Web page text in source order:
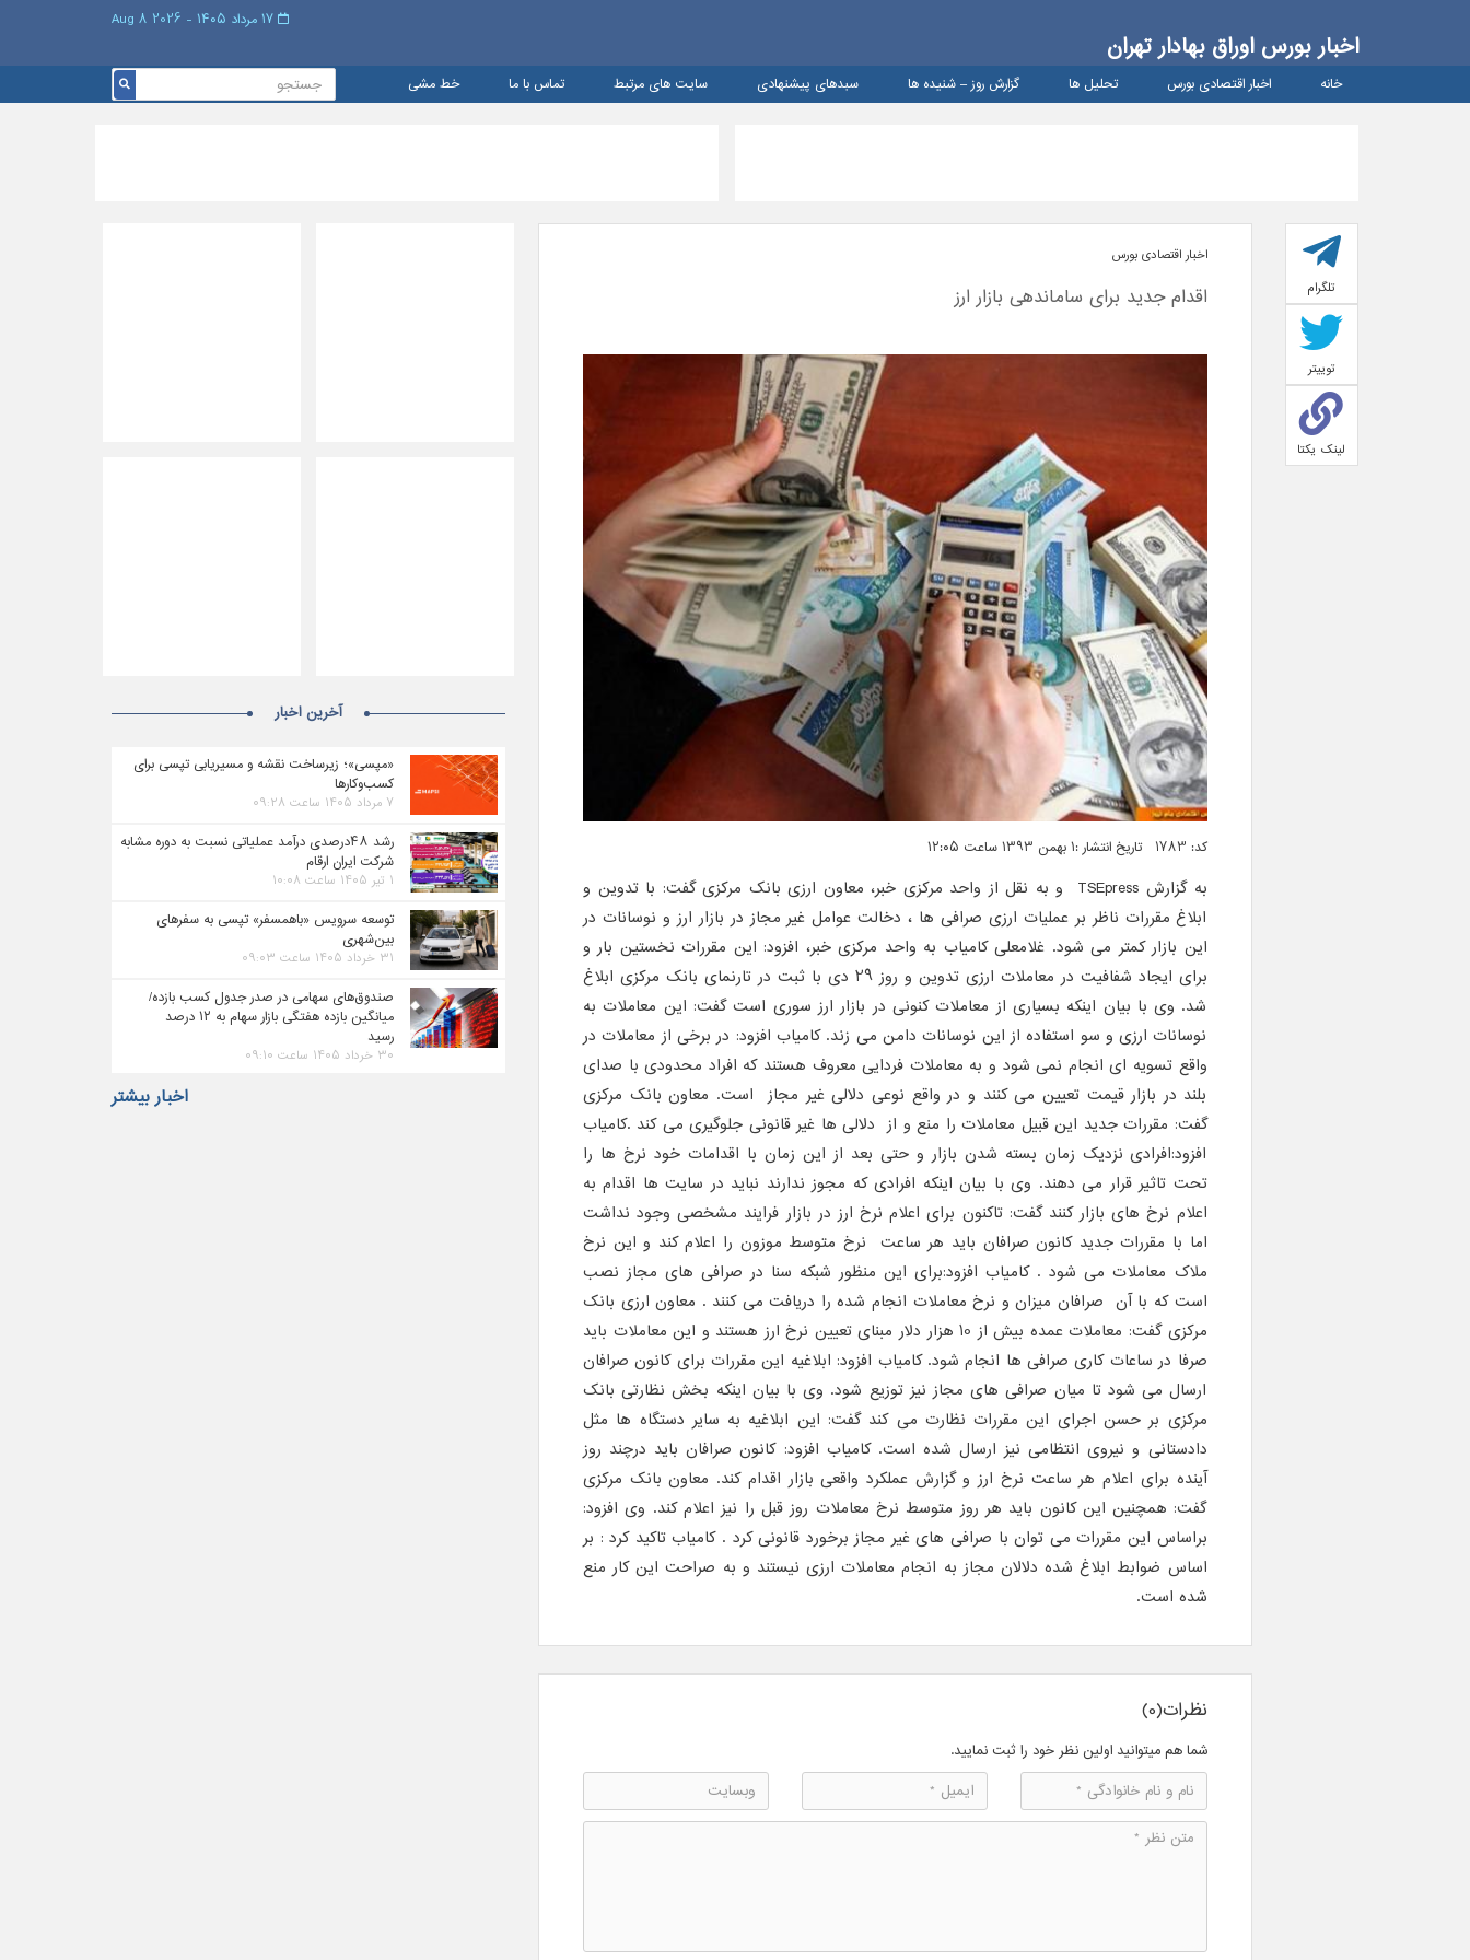
اخبار بورس اوراق بهادار تهران
خانه اخبار اقتصادی بورس تحلیل ها گزارش روز – شنيده ها سبدهای پیشنهادی سایت های مرتبط تماس با ما خط مشی
تلگرام
توییتر
لینک یکتا
اخبار اقتصادی بورس
اقدام جدید برای ساماندهی بازار ارز
کد: 1783 تاریخ انتشار :۱ بهمن ۱۳۹۳ ساعت ۱۲:۰۵
به گزارش TSEpress و به نقل از واحد مرکزی خبر، معاون ارزی بانک مرکزی گفت: با تدوین و
ابلاغ مقررات ناظر بر عملیات ارزی صرافی ها ، دخالت عوامل غیر مجاز در بازار ارز و نوسانات در
این بازار کمتر می شود. غلامعلی کامیاب به واحد مرکزی خبر، افزود: این مقررات نخستین بار و
برای ایجاد شفافیت در معاملات ارزی تدوین و روز 29 دی با ثبت در تارنمای بانک مرکزی ابلاغ
شد. وی با بیان اینکه بسیاری از معاملات کنونی در بازار ارز سوری است گفت: این معاملات به
نوسانات ارزی و سو استفاده از این نوسانات دامن می زند. کامیاب افزود: در برخی از معاملات در
واقع تسویه ای انجام نمی شود و به معاملات فردایی معروف هستند که افراد محدودی با صدای
بلند در بازار قیمت تعیین می کنند و در واقع نوعی دلالی غیر مجاز است. معاون بانک مرکزی
گفت: مقررات جدید این قبیل معاملات را منع و از دلالی ها غیر قانونی جلوگیری می کند .کامیاب
افزود:‌افرادی نزدیک زمان بسته شدن بازار و حتی بعد از این زمان با اقدامات خود نرخ ها را
تحت تاثیر قرار می دهند. وی با بیان اینکه افرادی که مجوز ندارند نباید در سایت ها اقدام به
اعلام نرخ های بازار کنند گفت: تاکنون برای اعلام نرخ ارز در بازار فرایند مشخصی وجود نداشت
اما با مقررات جدید کانون صرافان باید هر ساعت نرخ متوسط موزون را اعلام کند و این نرخ
ملاک معاملات می شود . کامیاب افزود:برای این منظور شبکه سنا در صرافی های مجاز نصب
است که با آن صرافان میزان و نرخ معاملات انجام شده را دریافت می کنند . معاون ارزی بانک
مرکزی گفت: معاملات عمده بیش از 10 هزار دلار مبنای تعیین نرخ ارز هستند و این معاملات باید
صرفا در ساعات کاری صرافی ها انجام شود. کامیاب افزود: ابلاغیه این مقررات برای کانون صرافان
ارسال می شود تا میان صرافی های مجاز نیز توزیع شود. وی با بیان اینکه بخش نظارتی بانک
مرکزی بر حسن اجرای این مقررات نظارت می کند گفت: این ابلاغیه به سایر دستگاه ها مثل
دادستانی و نیروی انتظامی نیز ارسال شده است. کامیاب افزود: کانون صرافان باید درچند روز
آینده برای اعلام هر ساعت نرخ ارز و گزارش عملکرد واقعی بازار اقدام کند. معاون بانک مرکزی
گفت:‌ همچنین این کانون باید هر روز متوسط نرخ معاملات روز قبل را نیز اعلام کند. وی افزود:
براساس این مقررات می توان با صرافی های غیر مجاز برخورد قانونی کرد . کامیاب تاکید کرد : بر
اساس ضوابط ابلاغ شده دلالان مجاز به انجام معاملات ارزی نیستند و به صراحت این کار منع
شده است.
نظرات(0)
شما هم میتوانید اولین نظر خود را ثبت نمایید.
آخرین اخبار
«مپسی»؛ زیرساخت نقشه و مسیریابی تپسی برای
کسب‌وکارها
۷ مرداد ۱۴۰۵ ساعت ۰۹:۲۸
رشد ۴۸درصدی درآمد عملیاتی نسبت به دوره مشابه
شرکت ایران ارقام
۱ تیر ۱۴۰۵ ساعت ۱۰:۰۸
توسعه سرویس «باهمسفر» تپسی به سفرهای
بین‌شهری
۳۱ خرداد ۱۴۰۵ ساعت ۰۹:۰۳
صندوق‌های سهامی در صدر جدول کسب بازده/
میانگین بازده هفتگی بازار سهام به ۱۲ درصد
رسید
۳۰ خرداد ۱۴۰۵ ساعت ۰۹:۱۰
اخبار بیشتر